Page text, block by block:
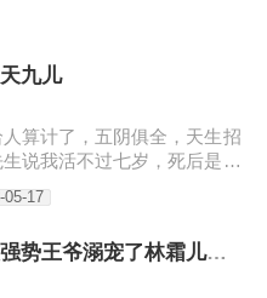
九儿
算计了，五阴俱全，天生招
说我活不过七岁，死后是要
害人的。外婆为了救我，给
我过起了安生日子，虽然后
05-17
娇软奴婢又被强势王爷溺宠了林霜儿夜北承